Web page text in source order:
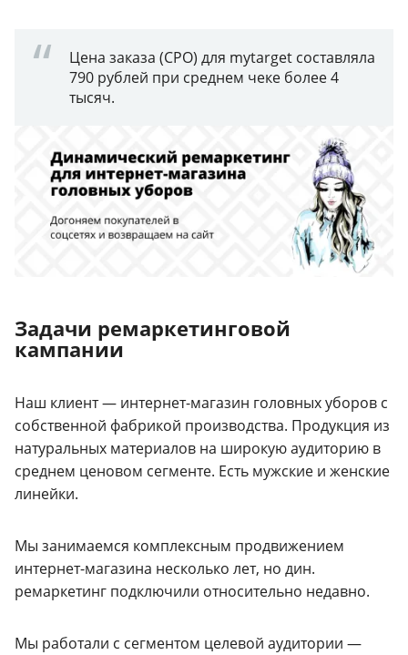
Цена заказа (CPO) для mytarget составляла
790 рублей при среднем чеке более 4
тысяч.
Задачи ремаркетинговой
кампании
Наш клиент — интернет-магазин головных уборов с
собственной фабрикой производства. Продукция из
натуральных материалов на широкую аудиторию в
среднем ценовом сегменте. Есть мужские и женские
линейки.
Мы занимаемся комплексным продвижением
интернет-магазина несколько лет, но дин.
ремаркетинг подключили относительно недавно.
Мы работали с сегментом целевой аудитории —